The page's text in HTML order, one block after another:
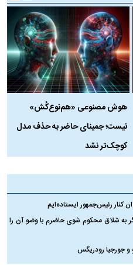
هوش مصنوعی «هم‌نوع‌کُش»
نیست؛ جمینای حاضر به حذف مدل
کوچک‌تر نشد
کنار رئیس‌جمهور ایستاده‌ایم
به شلاق محکوم شوی حاضرم با وضو آن را
و جورجیا رودریگس